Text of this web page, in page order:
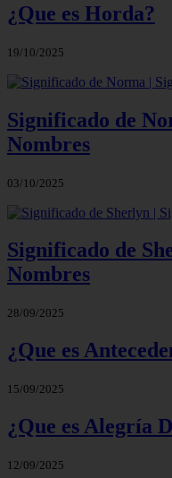
¿Que es Horda?
19/10/2025
Significado de
Nombres
03/10/2025
Significado de
Nombres
28/09/2025
¿Que es
15/09/2025
¿Que es Alegría
12/09/2025